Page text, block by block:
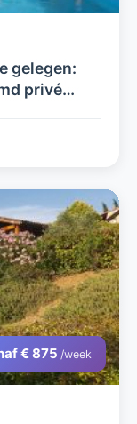
gelegen:
privé
€ 875 /week